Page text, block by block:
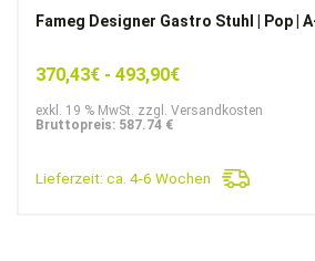
Fameg Designer Gastro Stuhl | Pop |
370,43€ - 493,90€
exkl. 19 % MwSt. zzgl. Versandkosten
Bruttopreis: 587.74 €
Lieferzeit: ca. 4-6 Wochen